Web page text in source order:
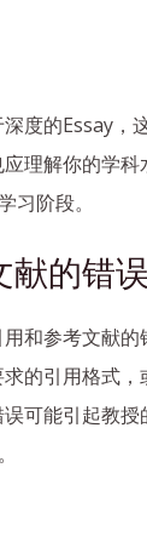
度的Essay，
理解你的学科
习阶段。
献的错误
和参考文献的
的引用格式，
可能引起教